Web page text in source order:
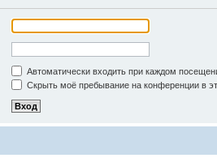
Автоматически входить при каждом
Скрыть моё пребывание на конференции в